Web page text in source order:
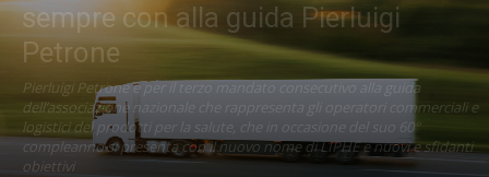
sempre con alla guida Pierluigi
Petrone
Pierluigi Petrone è per il terzo mandato consecutivo alla guida
dell’associazione nazionale che rappresenta gli operatori commerciali e
logistici dei prodotti per la salute, che in occasione del suo 60°
compleanno si presenta con il nuovo nome di LIPHE e nuovi e sfidanti
obiettivi